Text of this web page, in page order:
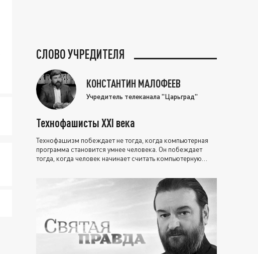
СЛОВО УЧРЕДИТЕЛЯ
КОНСТАНТИН МАЛОФЕЕВ
Учредитель телеканала "Царьград"
Технофашисты XXI века
Технофашизм побеждает не тогда, когда компьютерная
программа становится умнее человека. Он побеждает
тогда, когда человек начинает считать компьютерную